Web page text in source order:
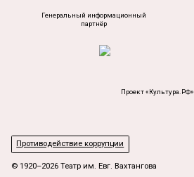
Генеральный информационный
партнёр
Проект «Культура.РФ»
Противодействие коррупции
© 1920–2026 Театр им. Евг. Вахтангова